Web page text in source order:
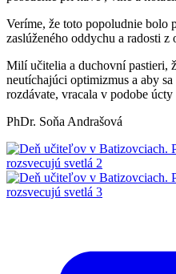
Veríme, že toto popoludnie bolo
zaslúženého oddychu a radosti z
Milí učitelia a duchovní pastieri,
neutíchajúci optimizmus a aby
rozdávate, vracala v podobe
PhDr. Soňa Andrašová